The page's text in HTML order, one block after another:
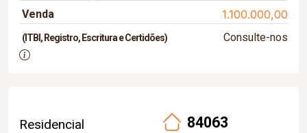
Venda
1.100.000,00
(ITBI, Registro, Escritura e Certidões) Consulte-nos
Residencial 84063